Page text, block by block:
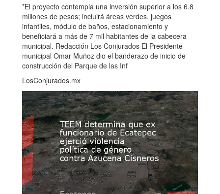
*El proyecto contempla una inversión superior a los 6.8
millones de pesos; incluirá áreas verdes, juegos
infantiles, módulo de baños, estacionamiento y
beneficiará a más de 7 mil habitantes de la cabecera
municipal. Redacción Los Conjurados El Presidente
municipal Omar Muñoz dio el banderazo de inicio de
construcción del Parque de las Inf
LosConjurados.mx